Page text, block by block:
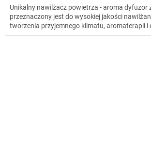
Unikalny nawilżacz powietrza - aroma dyfuzor
przeznaczony jest do wysokiej jakości
tworzenia przyjemnego klimatu, aromaterapii i